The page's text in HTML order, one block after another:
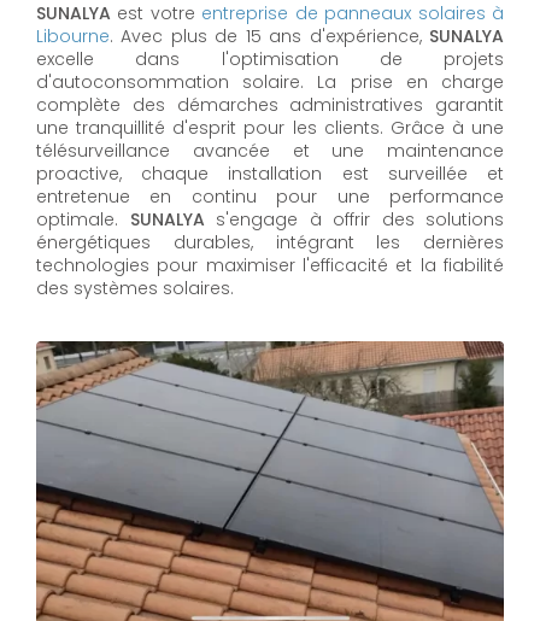
SUNALYA est votre entreprise de panneaux solaires à
Libourne. Avec plus de 15 ans d'expérience, SUNALYA
excelle dans l'optimisation de projets
d'autoconsommation solaire. La prise en charge
complète des démarches administratives garantit
une tranquillité d'esprit pour les clients. Grâce à une
télésurveillance avancée et une maintenance
proactive, chaque installation est surveillée et
entretenue en continu pour une performance
optimale. SUNALYA s'engage à offrir des solutions
énergétiques durables, intégrant les dernières
technologies pour maximiser l'efficacité et la fiabilité
des systèmes solaires.